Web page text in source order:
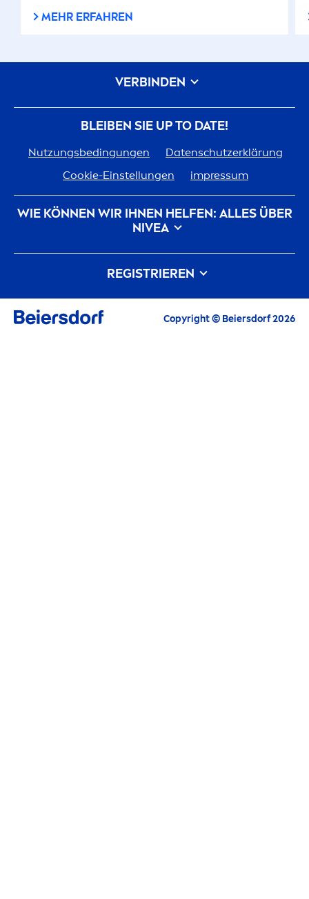
MEHR ERFAHREN
BLEIBEN SIE UP TO DATE!
Nutzungsbedingungen
Datenschutzerklärung
Cookie-Einstellungen
impressum
WIE KÖNNEN WIR IHNEN HELFEN: ALLES ÜBER
NIVEA
Markenhistorie
Karriere bei Beiersdorf
Unsere Philosophie
Kontakt
REGISTRIEREN
Alle aktuellen Highlights, Pflegetipps,
VERBINDEN
Copyright © Beiersdorf 2026